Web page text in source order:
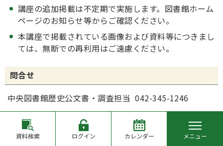
講座の追加掲載は不定期で実施します。図書館ホーム
ページのお知らせ等からご確認ください。
本講座で掲載されている画像および資料等につきまし
ては、無断での再利用はご遠慮ください。
問合せ
中央図書館歴史公文書・調査担当 042-345-1246
掲載日 令和7年7月28日
資料検索 ログイン カレンダー メニュー